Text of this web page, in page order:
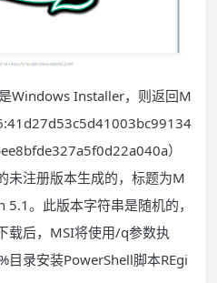
Windows Installer，则返回M
）
未注册版本生成的，标题为M
。此版本字符串是随机的，
载后，MSI将使用/q参数执
目录安装PowerShell脚本REgi